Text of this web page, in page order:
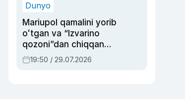
Dunyo
Mariupol qamalini yorib
oʻtgan va “Izvarino
qozoni”dan chiqqan
qahramon — Ukraina
armiyasi bosh
19:50 / 29.07.2026